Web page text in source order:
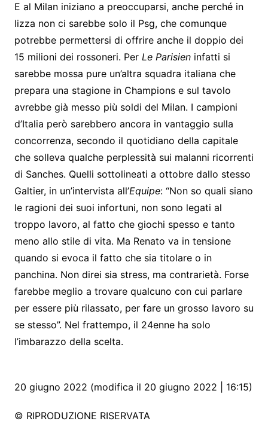
E al Milan iniziano a preoccuparsi, anche perché in
lizza non ci sarebbe solo il Psg, che comunque
potrebbe permettersi di offrire anche il doppio dei
15 milioni dei rossoneri. Per Le Parisien infatti si
sarebbe mossa pure un’altra squadra italiana che
prepara una stagione in Champions e sul tavolo
avrebbe già messo più soldi del Milan. I campioni
d’Italia però sarebbero ancora in vantaggio sulla
concorrenza, secondo il quotidiano della capitale
che solleva qualche perplessità sui malanni ricorrenti
di Sanches. Quelli sottolineati a ottobre dallo stesso
Galtier, in un’intervista all’Equipe: “Non so quali siano
le ragioni dei suoi infortuni, non sono legati al
troppo lavoro, al fatto che giochi spesso e tanto
meno allo stile di vita. Ma Renato va in tensione
quando si evoca il fatto che sia titolare o in
panchina. Non direi sia stress, ma contrarietà. Forse
farebbe meglio a trovare qualcuno con cui parlare
per essere più rilassato, per fare un grosso lavoro su
se stesso”. Nel frattempo, il 24enne ha solo
l’imbarazzo della scelta.
20 giugno 2022 (modifica il 20 giugno 2022 | 16:15)
© RIPRODUZIONE RISERVATA